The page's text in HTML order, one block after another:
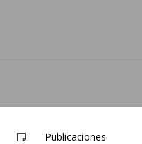
Publicaciones